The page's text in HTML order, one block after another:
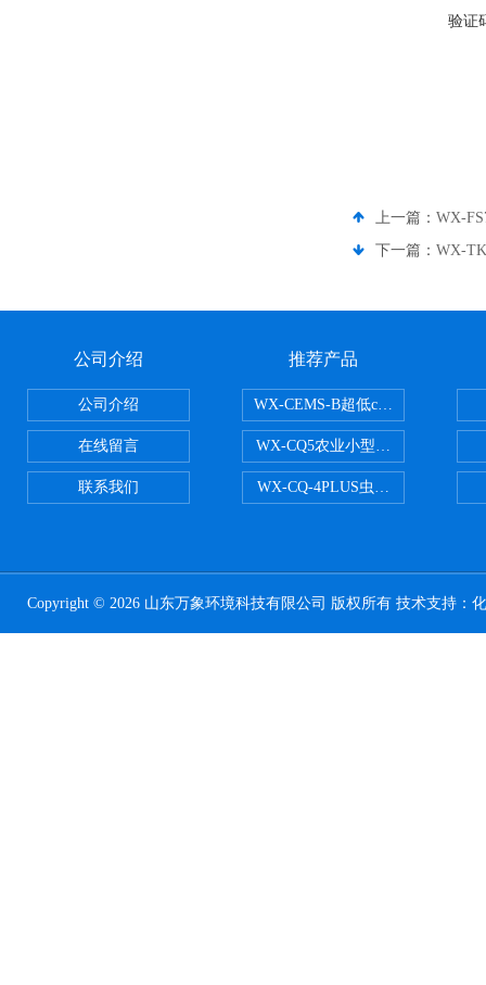
验证
上一篇： WX-
下一篇： WX-
公司介绍
公司介绍
在线留言
联系我们
推荐产品
WX-CEMS-B超低cems烟气监测系
WX-CQ5农业小型气象站
WX-CQ-4PLUS虫情测报灯
Copyright © 2026 山东万象环境科技有限公司 版权所有 技术支持：